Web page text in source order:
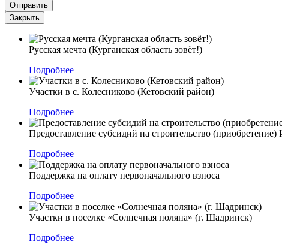
Отправить
Закрыть
Русская мечта (Курганская область зовёт!)
Подробнее
Участки в с. Колесниково (Кетовский район)
Подробнее
Предоставление субсидий на строительство
Подробнее
Поддержка на оплату первоначального взноса
Подробнее
Участки в поселке «Солнечная поляна» (г. Шадринск)
Подробнее